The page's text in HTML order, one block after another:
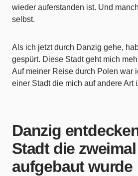
wieder auferstanden ist. Und
selbst.
Als ich jetzt durch Danzig gehe,
gespürt. Diese Stadt geht mich
Auf meiner Reise durch Polen war
einer Stadt die mich auf andere Art
Danzig
Stadt die zweimal
aufgebaut wurde